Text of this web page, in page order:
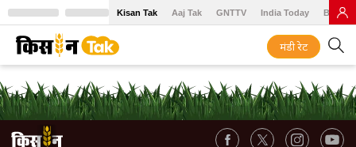
Kisan Tak Aaj Tak GNTTV India Today BT
मंडी रेट